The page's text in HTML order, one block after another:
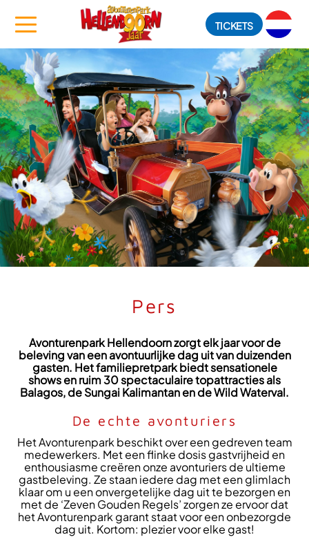
TICKETS
Pers
Avonturenpark Hellendoorn zorgt elk jaar voor de
beleving van een avontuurlijke dag uit van duizenden
gasten. Het familiepretpark biedt sensationele
shows en ruim 30 spectaculaire topattracties als
Balagos, de Sungai Kalimantan en de Wild Waterval.
De echte avonturiers
Het Avonturenpark beschikt over een gedreven team
medewerkers. Met een flinke dosis gastvrijheid en
enthousiasme creëren onze avonturiers de ultieme
gastbeleving. Ze staan iedere dag met een glimlach
klaar om u een onvergetelijke dag uit te bezorgen en
met de ‘Zeven Gouden Regels’ zorgen ze ervoor dat
het Avonturenpark garant staat voor een onbezorgde
dag uit. Kortom: plezier voor elke gast!